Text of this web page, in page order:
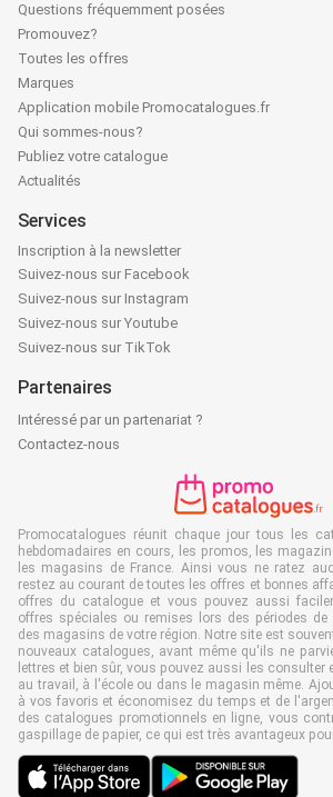
Questions fréquemment posées
Promouvez?
Toutes les offres
Marques
Application mobile Promocatalogues.fr
Qui sommes-nous?
Publiez votre catalogue
Actualités
Services
Inscription à la newsletter
Suivez-nous sur Facebook
Suivez-nous sur Instagram
Suivez-nous sur Youtube
Suivez-nous sur TikTok
Partenaires
Intéressé par un partenariat ?
Contactez-nous
Promocatalogues réunit chaque jour tous les
hebdomadaires en cours, les promos, les
les magasins de France. Ainsi vous ne ratez
restez au courant de toutes les offres et bonnes
offres du catalogue et vous pouvez aussi
offres spéciales ou remises lors des périodes
des magasins de votre région. Notre site est
nouveaux catalogues, avant même qu'ils ne
lettres et bien sûr, vous pouvez aussi les consulter
au travail, à l'école ou dans le magasin même.
à vos favoris et économisez du temps et de
des catalogues promotionnels en ligne, vous
gaspillage de papier, ce qui est très avantageux